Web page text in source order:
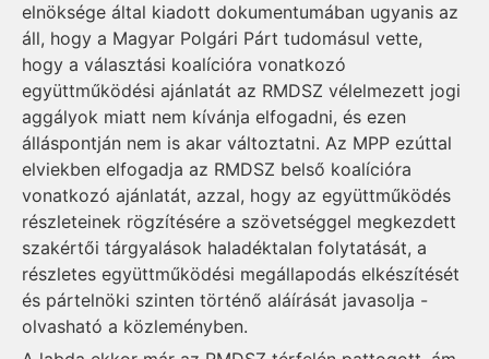
elnöksége által kiadott dokumentumában ugyanis az
áll, hogy a Magyar Polgári Párt tudomásul vette,
hogy a választási koalícióra vonatkozó
együttműködési ajánlatát az RMDSZ vélelmezett jogi
aggályok miatt nem kívánja elfogadni, és ezen
álláspontján nem is akar változtatni. Az MPP ezúttal
elviekben elfogadja az RMDSZ belső koalícióra
vonatkozó ajánlatát, azzal, hogy az együttműködés
részleteinek rögzítésére a szövetséggel megkezdett
szakértői tárgyalások haladéktalan folytatását, a
részletes együttműködési megállapodás elkészítését
és pártelnöki szinten történő aláírását javasolja -
olvasható a közleményben.